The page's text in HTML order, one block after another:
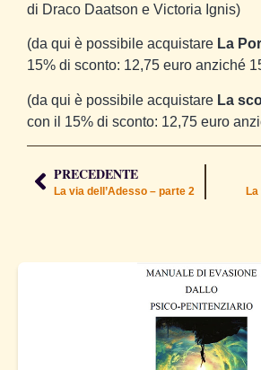
di Draco Daatson e Victoria Ignis)
(da qui è possibile acquistare La
15% di sconto: 12,75 euro anziché
(da qui è possibile acquistare La
con il 15% di sconto: 12,75 euro
PRECEDENTE
La via dell’Adesso – parte 2